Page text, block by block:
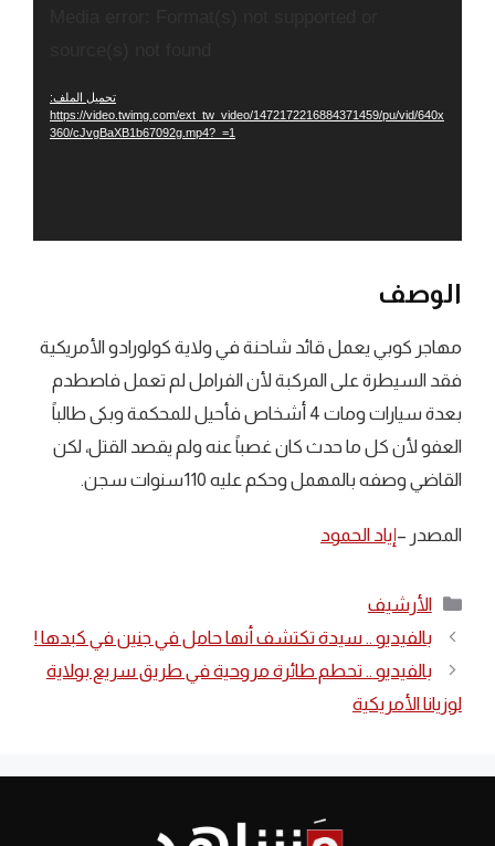
تحميل الملف:
https://video.twimg.com/ext_tw_video/1472172216884371459/pu/vid/640x
360/cJvgBaXB1b67092g.mp4?_=1
الوصف
مهاجر كوبي يعمل قائد شاحنة في ولاية كولورادو الأمريكية
فقد السيطرة على المركبة لأن الفرامل لم تعمل فاصطدم
بعدة سيارات ومات 4 أشخاص فأحيل للمحكمة وبكى طالباً
العفو لأن كل ما حدث كان غصباً عنه ولم يقصد القتل، لكن
القاضي وصفه بالمهمل وحكم عليه 110سنوات سجن.
المصدر –إياد الحمود
التصنيفات
الأرشيف
بالفيديو .. سيدة تكتشف أنها حامل في جنين في كبدها !
بالفيديو .. تحطم طائرة مروحية في طريق سريع بولاية
لوزيانا الأمريكية